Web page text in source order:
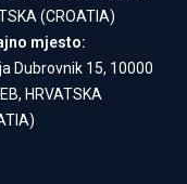
(CROATIA)
mjesto:
Dubrovnik 15, 10000
HRVATSKA